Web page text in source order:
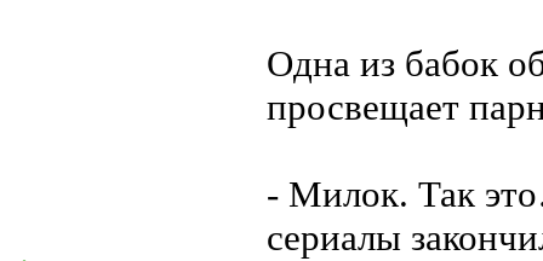
Одна из бабок
просвещает
- Милок. Так
сериалы